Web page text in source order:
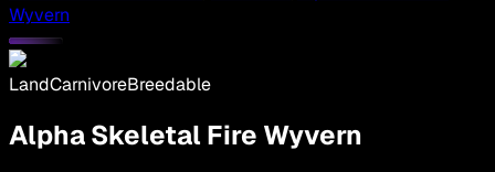
Wyvern
LandCarnivoreBreedable
Alpha Skeletal Fire Wyvern